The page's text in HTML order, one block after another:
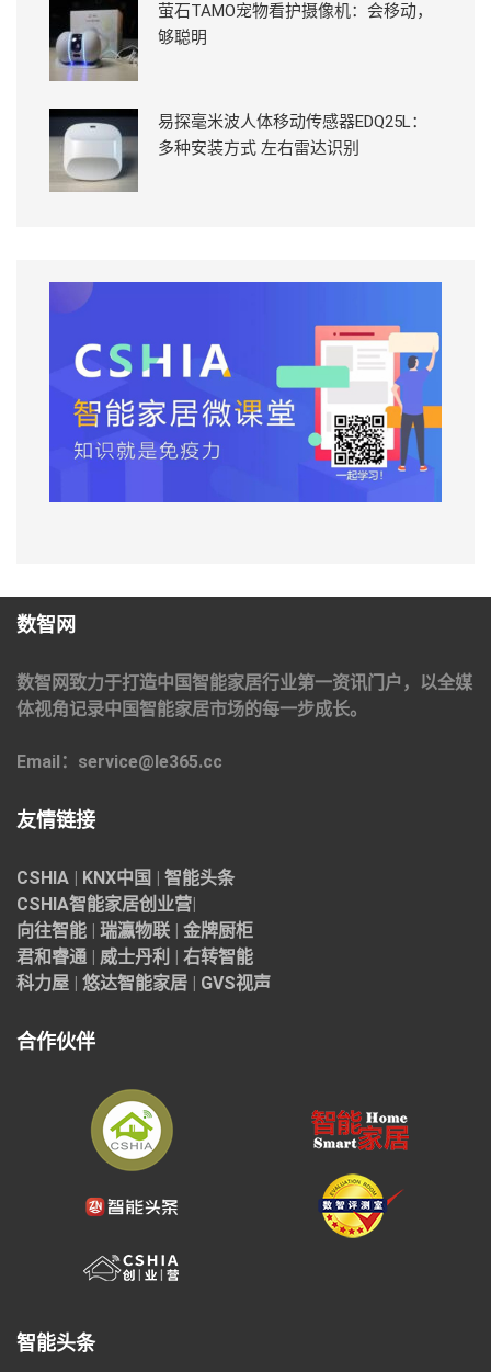
萤石TAMO宠物看护摄像机：会移动，
够聪明
易探毫米波人体移动传感器EDQ25L：
多种安装方式 左右雷达识别
数智网
数智网致力于打造中国智能家居行业第一资讯门户，以全媒
体视角记录中国智能家居市场的每一步成长。
Email：service@le365.cc
友情链接
CSHIA KNX中国
智能头条
CSHIA智能家居创业营
向往智能
瑞瀛物联
金牌厨柜
君和睿通
威士丹利
右转智能
科力屋
悠达智能家居 GVS视声
合作伙伴
智能头条